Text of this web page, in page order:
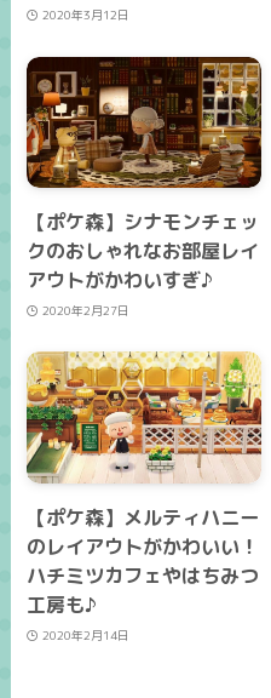
2020年3月12日
【ポケ森】シナモンチェッ
クのおしゃれなお部屋レイ
アウトがかわいすぎ♪
2020年2月27日
【ポケ森】メルティハニー
のレイアウトがかわいい！
ハチミツカフェやはちみつ
工房も♪
2020年2月14日